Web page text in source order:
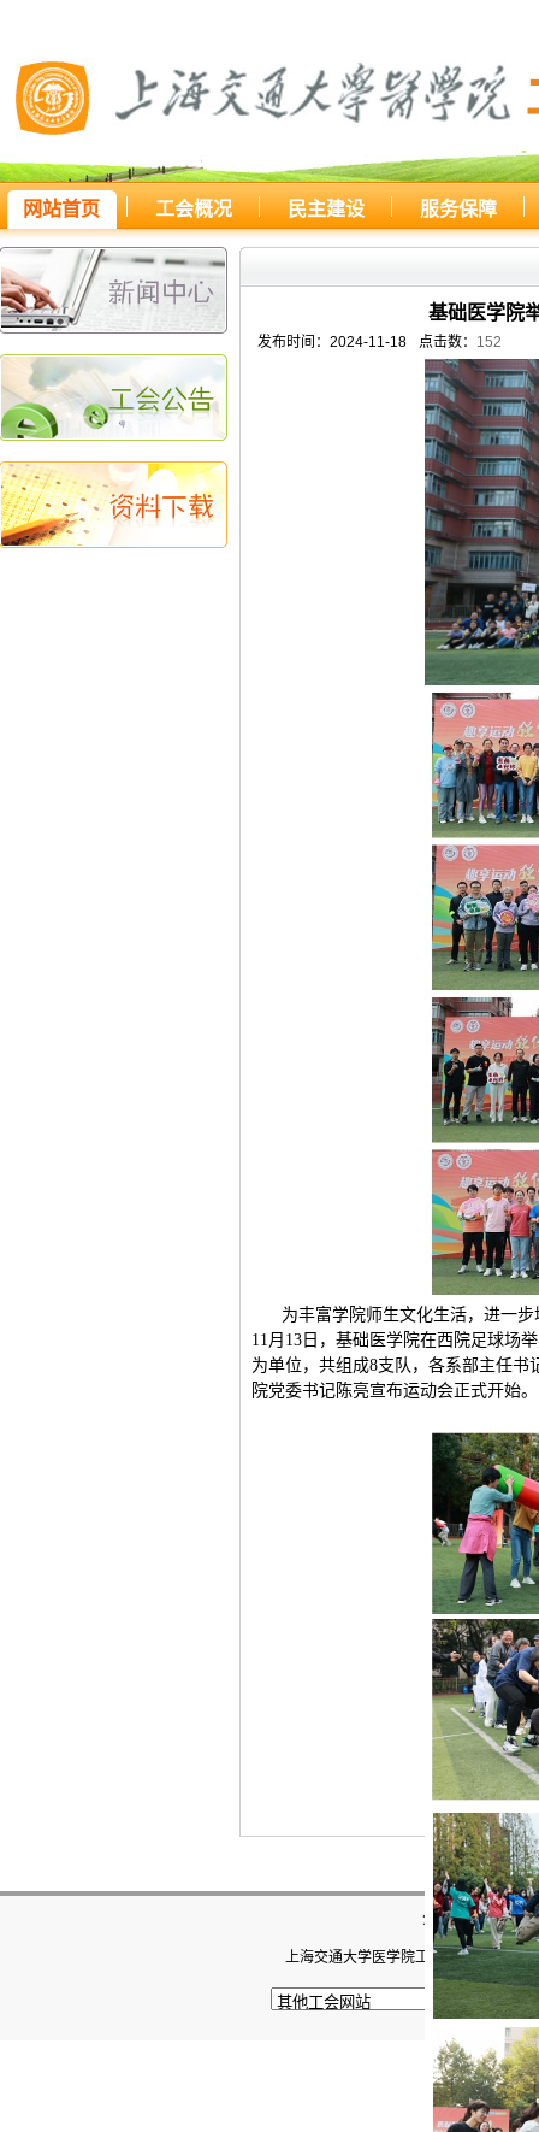
上海交通大学医学院工会 上海市重庆
分享到：
网站首页 工会概况 民主建设 服务保障
基础医学院
发布时间：2024-11-18 点击数： 152
为丰富学院师生文化生活，进一
11月13日，基础医学院在西院足球场
为单位，共组成8支队，各系部主任
院党委书记陈亮宣布运动会正式开始。